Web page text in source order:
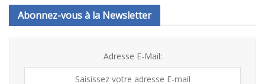
Abonnez-vous à la Newsletter
Adresse E-Mail: